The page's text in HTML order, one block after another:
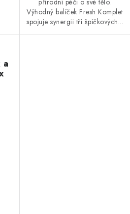
Výhodný balíček Fresh Komplet
spojuje synergii tří špičkových...
a